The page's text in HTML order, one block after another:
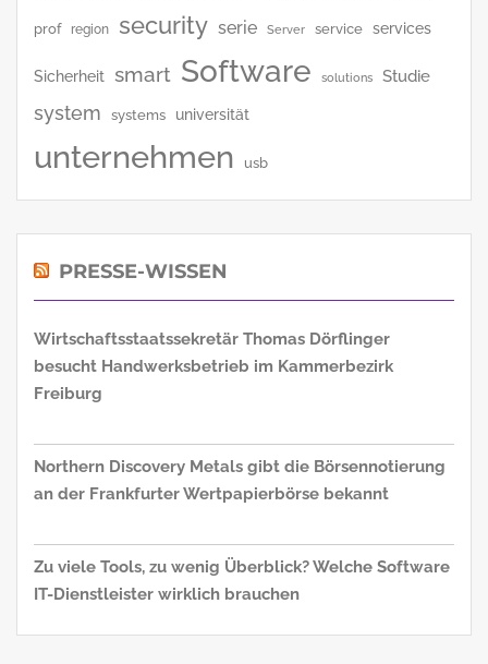
prof region security serie Server service services
Sicherheit smart Software solutions Studie
system systems universität
unternehmen usb
PRESSE-WISSEN
Wirtschaftsstaatssekretär Thomas Dörflinger
besucht Handwerksbetrieb im Kammerbezirk
Freiburg
Northern Discovery Metals gibt die Börsennotierung
an der Frankfurter Wertpapierbörse bekannt
Zu viele Tools, zu wenig Überblick? Welche Software
IT-Dienstleister wirklich brauchen